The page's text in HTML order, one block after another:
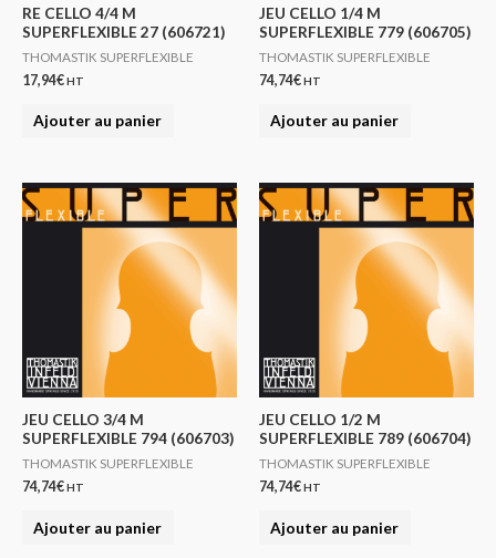
RE CELLO 4/4 M
SUPERFLEXIBLE 27 (606721)
THOMASTIK SUPERFLEXIBLE
17,94€HT
Ajouter au panier
JEU CELLO 1/4 M
SUPERFLEXIBLE 779 (606705)
THOMASTIK SUPERFLEXIBLE
74,74€HT
Ajouter au panier
JEU CELLO 3/4 M
SUPERFLEXIBLE 794 (606703)
THOMASTIK SUPERFLEXIBLE
74,74€HT
Ajouter au panier
JEU CELLO 1/2 M
SUPERFLEXIBLE 789 (606704)
THOMASTIK SUPERFLEXIBLE
74,74€HT
Ajouter au panier